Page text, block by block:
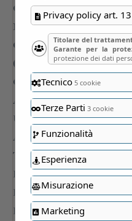
Privacy policy art. 13
Titolare del
Garante per la
protezione dei dati
Tecnico5 cookie
Terze Parti 3 cookie
Funzionalità
Esperienza
Misurazione
Marketing